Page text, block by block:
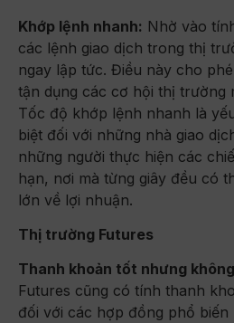
Khớp lệnh nhanh: Nhờ vào
các lệnh giao dịch trong thị
ngay lập tức. Điều này cho
tận dụng các cơ hội thị trường
Tốc độ khớp lệnh nhanh là
biệt đối với những nhà giao
những người thực hiện các
hạn, nơi mà từng giây đều có
lớn về lợi nhuận.
Thị trường Futures
Thanh khoản tốt nhưng
Futures cũng có tính thanh
đối với các hợp đồng phổ